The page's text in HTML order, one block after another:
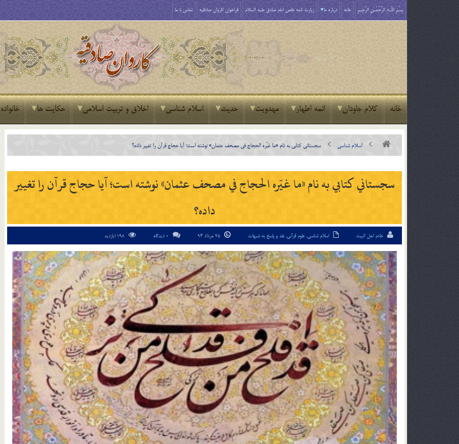
بِسْمِ اللَّـهِ الرَّحْمَـٰنِ الرَّحِيمِ خانه درباره ما زیارت نامه خاص امام صادق علیه السلام فراخوان کاروان صادقیه تماس با ما
خانه کلام جاودان ائمه اطهار مهدویت حدیث اسلام شناسی اخلاق و تربیت اسلامی حکایت ها خانواده
اسلام شناسی سجستاني كتابي به نام «ما غيّره الحجاج في مصحف عثمان» نوشته است؛ آيا حجاج قرآن را تغيير داده؟
سجستاني كتابي به نام «ما غيّره الحجاج في مصحف عثمان» نوشته است؛ آيا حجاج قرآن را تغيير
داده؟
خادم اهل البیت اسلام شناسی,علوم قرآنی, نقد و پاسخ به شبهات 0 دیدگاه